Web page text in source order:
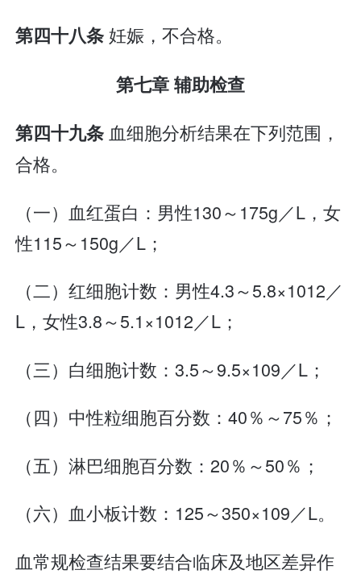
第四十八条妊娠，不合格。
第七章 辅助检查
第四十九条血细胞分析结果在下列范围，
合格。
（一）血红蛋白：男性130～175g／L，女
性115～150g／L；
（二）红细胞计数：男性4.3～5.8×1012／
L，女性3.8～5.1×1012／L；
（三）白细胞计数：3.5～9.5×109／L；
（四）中性粒细胞百分数：40％～75％；
（五）淋巴细胞百分数：20％～50％；
（六）血小板计数：125～350×109／L。
血常规检查结果要结合临床及地区差异作